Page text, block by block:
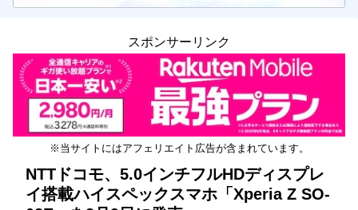
スポンサーリンク
※当サイトにはアフェリエイト広告が含まれています。
NTTドコモ、5.0インチフルHDディスプレ
イ搭載ハイスペックスマホ「Xperia Z SO-